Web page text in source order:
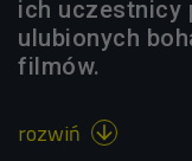
ich uczestnicy
ulubionych
filmów.
rozwiń 